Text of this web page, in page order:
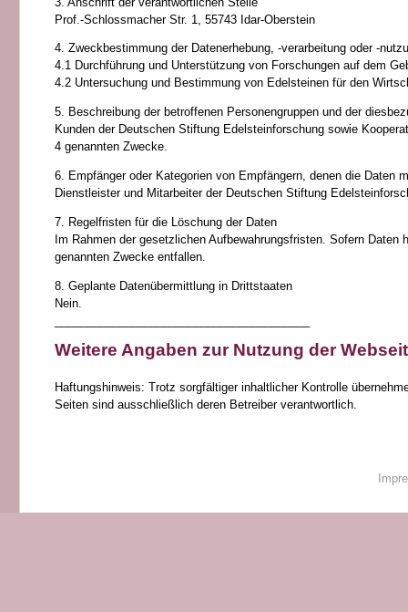
Prof.-Schlossmacher Str. 1, 55743 Idar-Oberstein
4. Zweckbestimmung der Datenerhebung, -verarbeitung oder -
4.1 Durchführung und Unterstützung von Forschungen auf dem
4.2 Untersuchung und Bestimmung von Edelsteinen für den
5. Beschreibung der betroffenen Personengruppen und der
Kunden der Deutschen Stiftung Edelsteinforschung sowie
4 genannten Zwecke.
6. Empfänger oder Kategorien von Empfängern, denen die Daten
Dienstleister und Mitarbeiter der Deutschen Stiftung
7. Regelfristen für die Löschung der Daten
Im Rahmen der gesetzlichen Aufbewahrungsfristen. Sofern
genannten Zwecke entfallen.
8. Geplante Datenübermittlung in Drittstaaten
Nein.
Weitere Angaben zur Nutzung der
Haftungshinweis: Trotz sorgfältiger inhaltlicher Kontrolle
Seiten sind ausschließlich deren Betreiber verantwortlich.